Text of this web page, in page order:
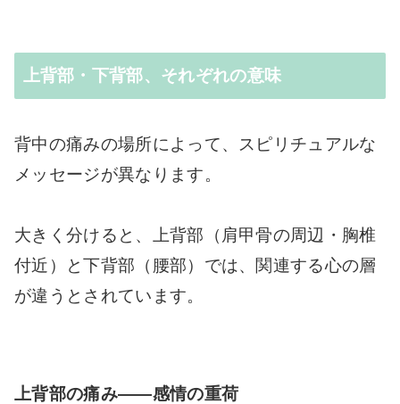
上背部・下背部、それぞれの意味
背中の痛みの場所によって、スピリチュアルな
メッセージが異なります。
大きく分けると、上背部（肩甲骨の周辺・胸椎
付近）と下背部（腰部）では、関連する心の層
が違うとされています。
上背部の痛み——感情の重荷